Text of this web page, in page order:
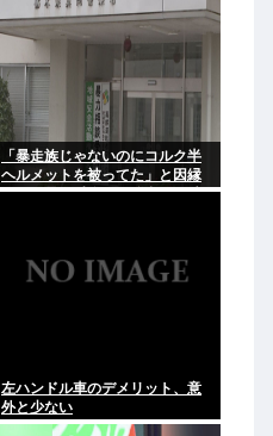
「暴走族じゃないのにコルク半
ヘルメットを被ってた」と因縁
つけて暴行 少年らと父親(37)逮
左ハンドル車のデメリット、意
外と少ない